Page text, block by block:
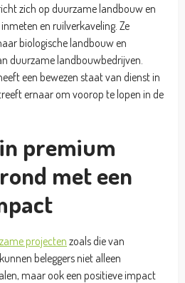
zich op duurzame landbouw en
en ruilverkaveling. Ze
biologische landbouw en
duurzame landbouwbedrijven.
een bewezen staat van dienst in
ernaar om voorop te lopen in de
premium
met een
projecten zoals die van
beleggers niet alleen
maar ook een positieve impact